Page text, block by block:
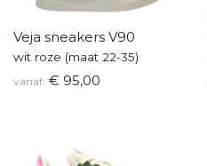
Veja sneakers V90
wit roze (maat 22-35)
vanaf € 95,00